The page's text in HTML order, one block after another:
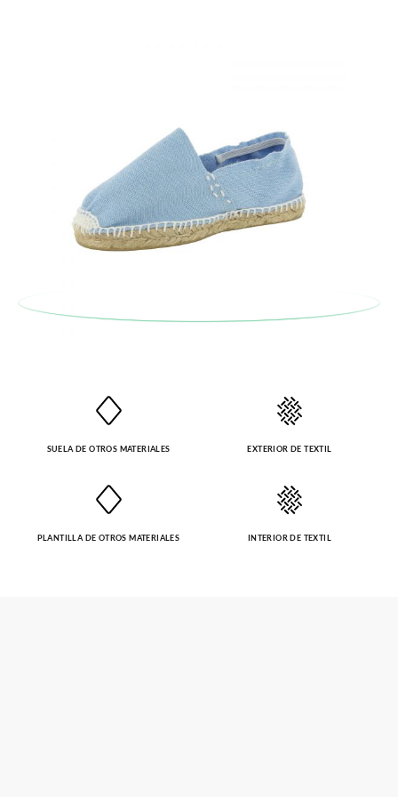
SUELA DE OTROS MATERIALES EXTERIOR DE TEXTIL
PLANTILLA DE OTROS MATERIALES INTERIOR DE TEXTIL